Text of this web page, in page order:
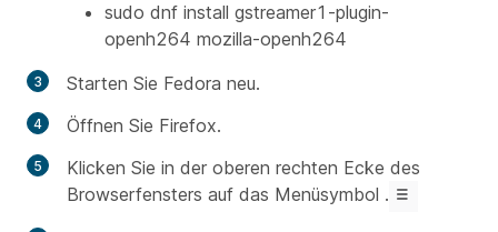
sudo dnf install gstreamer1-plugin-
openh264 mozilla-openh264
Starten Sie Fedora neu.
Öffnen Sie Firefox.
Klicken Sie in der oberen rechten Ecke des
Browserfensters auf das Menüsymbol .